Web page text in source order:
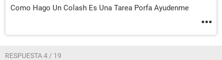
Como Hago Un Colash Es Una Tarea Porfa Ayudenme
RESPUESTA 4 / 19